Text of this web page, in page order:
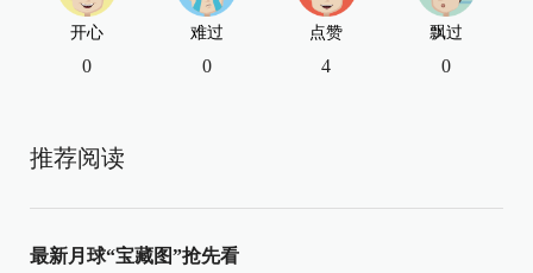
开心
0
难过
0
点赞
4
飘过
0
推荐阅读
最新月球“宝藏图”抢先看